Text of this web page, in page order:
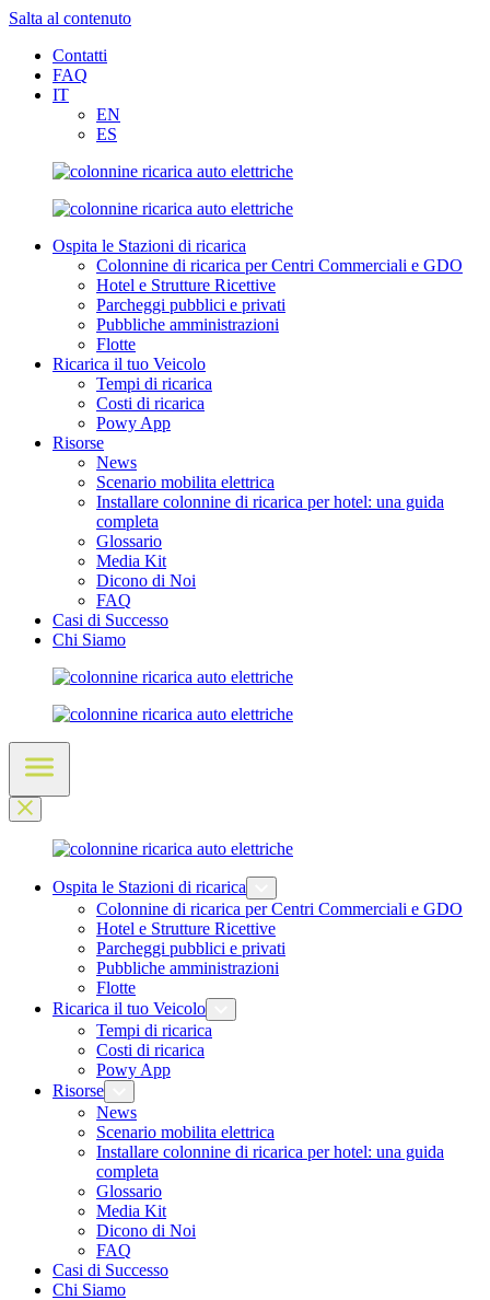
Salta al contenuto
Contatti
FAQ
IT
EN
ES
Ospita le Stazioni di ricarica
Colonnine di ricarica per Centri Commerciali e GDO
Hotel e Strutture Ricettive
Parcheggi pubblici e privati
Pubbliche amministrazioni
Flotte
Ricarica il tuo Veicolo
Tempi di ricarica
Costi di ricarica
Powy App
Risorse
News
Scenario mobilita elettrica
Installare colonnine di ricarica per hotel: una guida
completa
Glossario
Media Kit
Dicono di Noi
FAQ
Casi di Successo
Chi Siamo
Ospita le Stazioni di ricarica
Colonnine di ricarica per Centri Commerciali e GDO
Hotel e Strutture Ricettive
Parcheggi pubblici e privati
Pubbliche amministrazioni
Flotte
Ricarica il tuo Veicolo
Tempi di ricarica
Costi di ricarica
Powy App
Risorse
News
Scenario mobilita elettrica
Installare colonnine di ricarica per hotel: una guida
completa
Glossario
Media Kit
Dicono di Noi
FAQ
Casi di Successo
Chi Siamo